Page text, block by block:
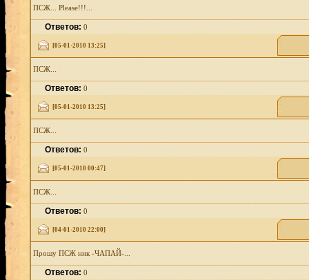
ПСЖ... Please!!!...
Ответов:0
[05-01-2010 13:25]
ПСЖ...
Ответов:0
[05-01-2010 13:25]
ПСЖ...
Ответов:0
[05-01-2010 00:47]
ПСЖ...
Ответов:0
[04-01-2010 22:00]
Прошу ПСЖ ник -ЧАПАЙ-...
Ответов:0